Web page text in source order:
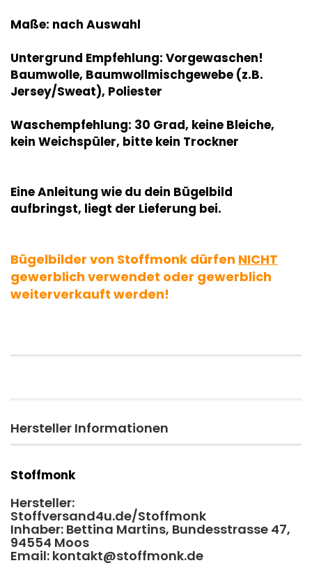
Maße: nach Auswahl
Untergrund Empfehlung: Vorgewaschen!
Baumwolle, Baumwollmischgewebe (z.B.
Jersey/Sweat), Poliester
Waschempfehlung: 30 Grad, keine Bleiche,
kein Weichspüler, bitte kein Trockner
Eine Anleitung wie du dein Bügelbild
aufbringst, liegt der Lieferung bei.
Bügelbilder von Stoffmonk dürfen NICHT
gewerblich verwendet oder gewerblich
weiterverkauft werden!
Hersteller Informationen
Stoffmonk
Hersteller:
Stoffversand4u.de/Stoffmonk
Inhaber: Bettina Martins, Bundesstrasse 47,
94554 Moos
Email: kontakt@stoffmonk.de